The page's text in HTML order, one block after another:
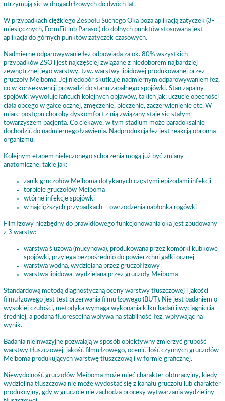
utrzymują się w drogach łzowych do dwóch lat.
W przypadkach ciężkiego Zespołu Suchego Oka poza aplikacją zatyczek (3-
miesięcznych, FormFit lub Parasol) do dolnych punktów stosowana jest
aplikacja do górnych punktów zatyczek czasowych.
Nadmierne odparowywanie łez odpowiada za ok. 80% wszystkich
przypadków ZSO i jest najczęściej związane z niedoborem najbardziej
zewnętrznej jego warstwy, tzw. warstwy lipidowej produkowanej przez
gruczoły Meiboma. Jej niedobór skutkuje nadmiernym odparowywaniem łez,
co w konsekwencji prowadzi do stanu zapalnego spojówki. Stan zapalny
spojówki wywołuje łańcuch kolejnych objawów, takich jak: uczucie obecności
ciała obcego w gałce ocznej, zmęczenie, pieczenie, zaczerwienienie etc. W
miarę postępu choroby dyskomfort z nią związany staje się stałym
towarzyszem pacjenta. Co ciekawe, w tym stadium może paradoksalnie
dochodzić do nadmiernego łzawienia. Nadprodukcja łez jest reakcją obronną
organizmu.
Kolejnym etapem nieleczonego schorzenia mogą już być zmiany
anatomiczne, takie jak:
zanik gruczołów Meiboma dotykanych częstymi epizodami infekcji
torbiele gruczołów Meiboma
wtórne infekcje spojówki
w najcięższych przypadkach – owrzodzenia nabłonka rogówki
Film łzowy niezbędny do prawidłowego funkcjonowania oka jest zbudowany
z 3 warstw:
warstwa śluzowa (mucynowa), produkowana przez komórki kubkowe
spojówki, przylega bezpośrednio do powierzchni gałki ocznej
warstwa wodna, wydzielana przez gruczoł łzowy
warstwa lipidowa, wydzielana przez gruczoły Meiboma
Standardową metodą diagnostyczną oceny warstwy tłuszczowej i jakości
filmu łzowego jest test przerwania filmu łzowego (BUT). Nie jest badaniem o
wysokiej czułości, metodyka wymaga wykonania kilku badań i wyciągnięcia
średniej, a podana fluoresceina wpływa na stabilność łez, wpływając na
wynik.
Badania nieinwazyjne pozwalają w sposób obiektywny zmierzyć grubość
warstwy tłuszczowej, jakość filmu łzowego, ocenić ilość czynnych gruczołów
Meiboma produkujących warstwę tłuszczową i w formie graficznej.
Niewydolność gruczołów Meiboma może mieć charakter obturacyjny, kiedy
wydzielina tłuszczowa nie może wydostać się z kanału gruczołu lub charakter
produkcyjny, gdy w gruczole nie zachodzą procesy wytwarzania wydzieliny